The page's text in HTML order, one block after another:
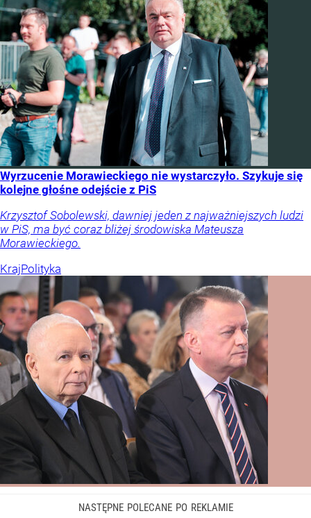
Wyrzucenie Morawieckiego nie wystarczyło. Szykuje się
kolejne głośne odejście z PiS
Krzysztof Sobolewski, dawniej jeden z najważniejszych ludzi
w PiS, ma być coraz bliżej środowiska Mateusza
Morawieckiego.
KrajPolityka